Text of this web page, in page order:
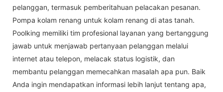
pelanggan, termasuk pemberitahuan pelacakan pesanan.
Pompa kolam renang untuk kolam renang di atas tanah.
Poolking memiliki tim profesional layanan yang bertanggung
jawab untuk menjawab pertanyaan pelanggan melalui
internet atau telepon, melacak status logistik, dan
membantu pelanggan memecahkan masalah apa pun. Baik
Anda ingin mendapatkan informasi lebih lanjut tentang apa,